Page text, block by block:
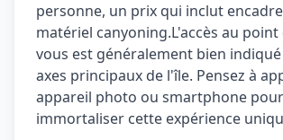
personne, un prix qui inclut
matériel canyoning.L'accès au
vous est généralement bien
axes principaux de l'île. Pensez à
appareil photo ou smartphone pour
immortaliser cette expérience